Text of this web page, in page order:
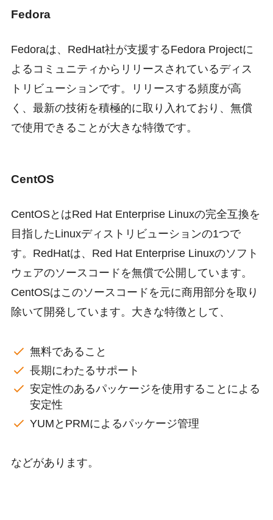
Fedora
Fedoraは、RedHat社が支援するFedora Projectに
よるコミュニティからリリースされているディス
トリビューションです。リリースする頻度が高
く、最新の技術を積極的に取り入れており、無償
で使用できることが大きな特徴です。
CentOS
CentOSとはRed Hat Enterprise Linuxの完全互換を
目指したLinuxディストリビューションの1つで
す。RedHatは、Red Hat Enterprise Linuxのソフト
ウェアのソースコードを無償で公開しています。
CentOSはこのソースコードを元に商用部分を取り
除いて開発しています。大きな特徴として、
無料であること
長期にわたるサポート
安定性のあるパッケージを使用することによる
安定性
YUMとPRMによるパッケージ管理
などがあります。